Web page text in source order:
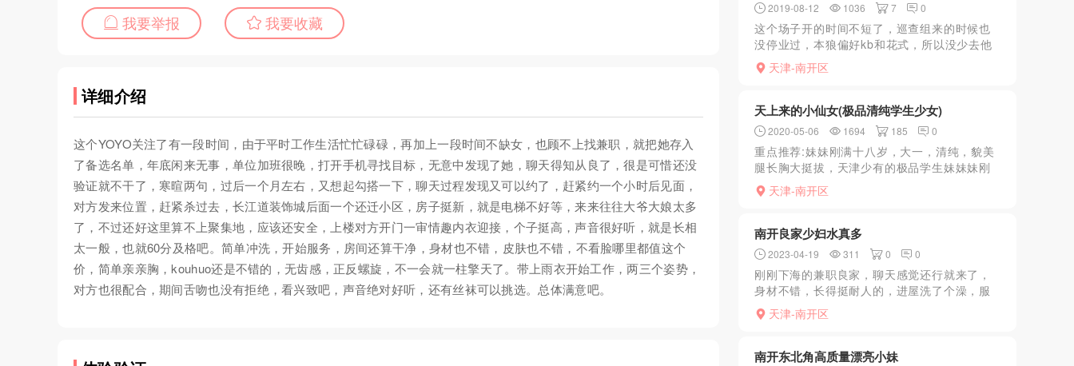
我要举报 我要收藏
详细介绍
这个YOYO关注了有一段时间，由于平时工作生活忙忙碌碌，再加上一段时间不缺女，也顾不上找兼职，就把她存入
了备选名单，年底闲来无事，单位加班很晚，打开手机寻找目标，无意中发现了她，聊天得知从良了，很是可惜还没
验证就不干了，寒暄两句，过后一个月左右，又想起勾搭一下，聊天过程发现又可以约了，赶紧约一个小时后见面，
对方发来位置，赶紧杀过去，长江道装饰城后面一个还迁小区，房子挺新，就是电梯不好等，来来往往大爷大娘太多
了，不过还好这里算不上聚集地，应该还安全，上楼对方开门一审情趣内衣迎接，个子挺高，声音很好听，就是长相
太一般，也就60分及格吧。简单冲洗，开始服务，房间还算干净，身材也不错，皮肤也不错，不看脸哪里都值这个
价，简单亲亲胸，kouhuo还是不错的，无齿感，正反螺旋，不一会就一柱擎天了。带上雨衣开始工作，两三个姿势，
对方也很配合，期间舌吻也没有拒绝，看兴致吧，声音绝对好听，还有丝袜可以挑选。总体满意吧。
2019-08-12 1036 7 0
这个场子开的时间不短了，巡查组来的时候也
没停业过，本狼偏好kb和花式，所以没少去他
家玩，妹子颜值都基本和照片相符，可以助
浴，全裸服务比较满意，全身manyou各种滑很
天津-南开区
天上来的小仙女(极品清纯学生少女)
2020-05-06 1694 185 0
重点推荐:妹妹刚满十八岁，大一，清纯，貌美
腿长胸大挺拔，天津少有的极品学生妹妹妹刚
上大一，因为家里原因兼职，还没谈过男朋
友，嫩，很好聊，是个实实在在的小逗比小可
天津-南开区
南开良家少妇水真多
2023-04-19 311 0 0
刚刚下海的兼职良家，聊天感觉还行就来了，
身材不错，长得挺耐人的，进屋洗了个澡，服
务还行有点生疏，应该是刚做的，但是倒是不
糊弄，胸也不小怎么弄都没挑，水是真的多，
天津-南开区
南开东北角高质量漂亮小妹